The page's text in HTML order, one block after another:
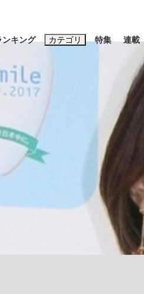
ンキング カテゴリ
ニュース エンタメ
本田圭佑が初めて明かした日本代表
特集 連載
おすすめのキーワードタグ一覧
#藤田晋 #高市早苗
#玉木雄一郎
#亀和田武